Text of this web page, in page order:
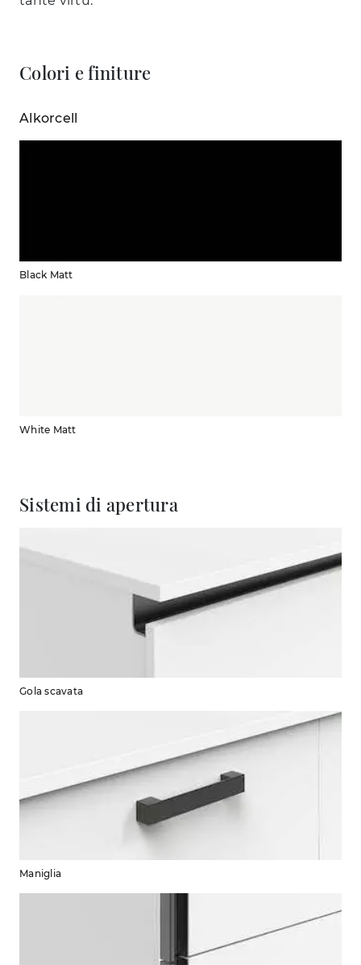
Colori e finiture
Alkorcell
Black Matt
White Matt
Sistemi di apertura
Gola scavata
Maniglia